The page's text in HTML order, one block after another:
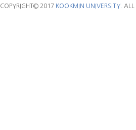
COPYRIGHT© 2017 KOOKMIN UNIVERSITY. ALL